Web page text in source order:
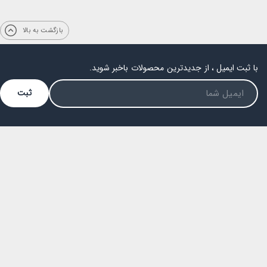
بازگشت به بالا
با ثبت ایمیل ، از جدیدترین محصولات باخبر شوید.
ثبت